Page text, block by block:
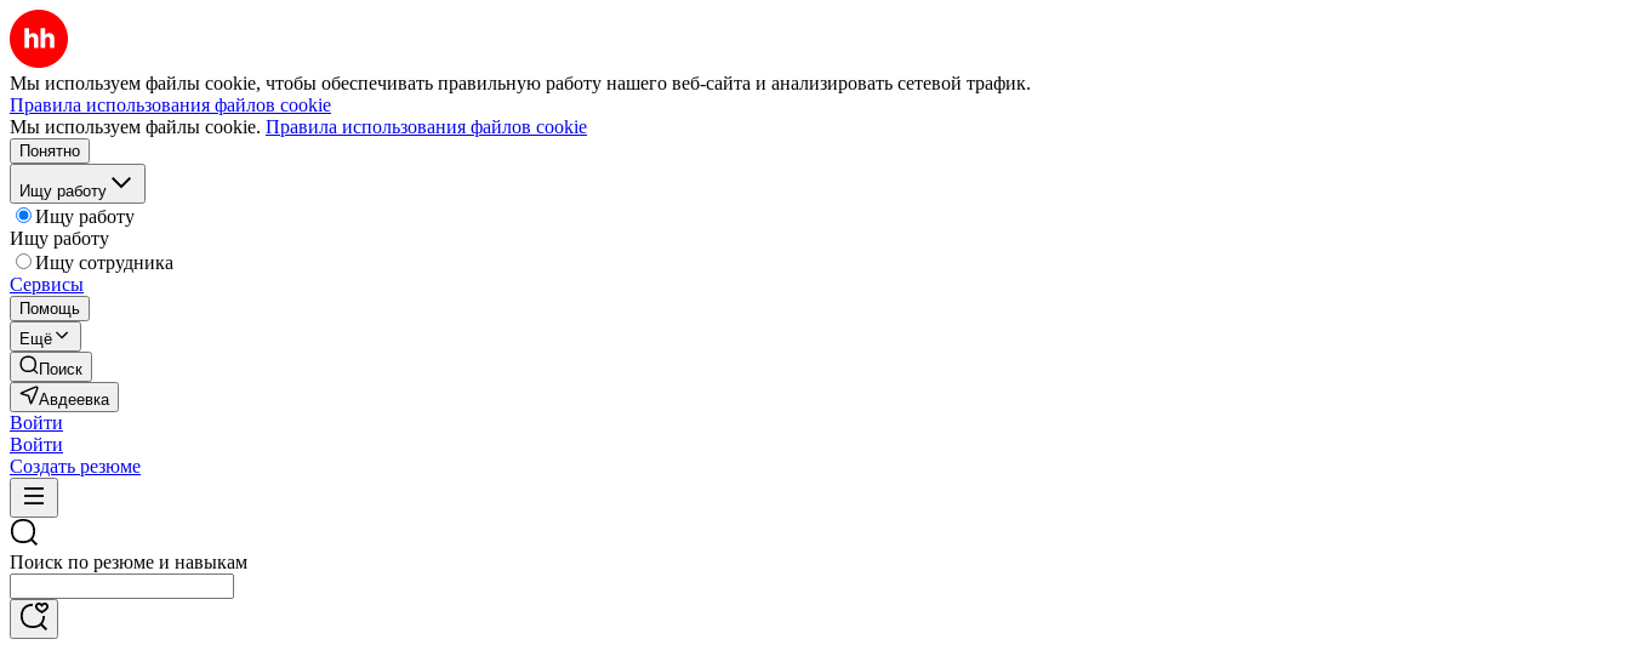
Мы используем файлы cookie, чтобы обеспечивать правильную работу нашего веб-сайта и анализировать сетевой трафик.
Правила использования файлов cookie
Мы используем файлы cookie. Правила использования файлов cookie
Понятно
Ищу работу
Ищу работу
Ищу работу
Ищу сотрудника
Сервисы
Помощь
Ещё
Поиск
Авдеевка
Войти
Войти
Создать резюме
Поиск по резюме и навыкам